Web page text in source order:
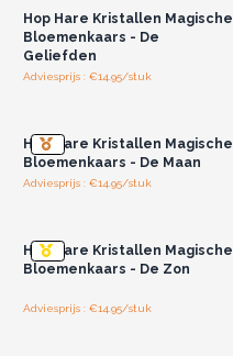
Hop Hare Kristallen Magische
Bloemenkaars - De
Geliefden
Adviesprijs : €14.95/stuk
Hop Hare Kristallen Magische
Bloemenkaars - De Maan
Adviesprijs : €14.95/stuk
Hop Hare Kristallen Magische
Bloemenkaars - De Zon
Adviesprijs : €14.95/stuk